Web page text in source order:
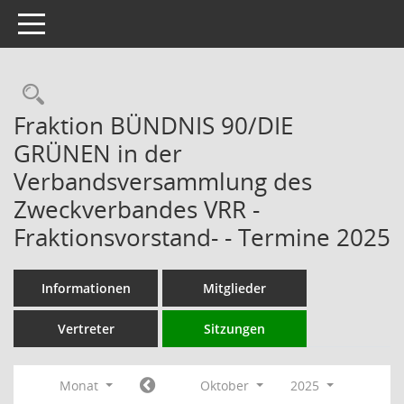
Toggle navigation
Rechercheauswahl
Fraktion BÜNDNIS 90/DIE
GRÜNEN in der
Verbandsversammlung des
Zweckverbandes VRR -
Fraktionsvorstand- - Termine 2025
Informationen Mitglieder
Vertreter Sitzungen
Monat Oktober
2025